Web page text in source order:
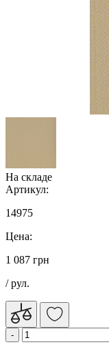
На складе
Артикул:
14975
Цена:
1 087 грн
/ рул.